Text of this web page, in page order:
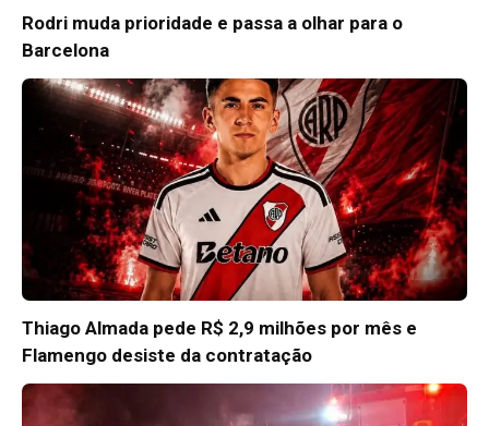
Rodri muda prioridade e passa a olhar para o
Barcelona
Thiago Almada pede R$ 2,9 milhões por mês e
Flamengo desiste da contratação